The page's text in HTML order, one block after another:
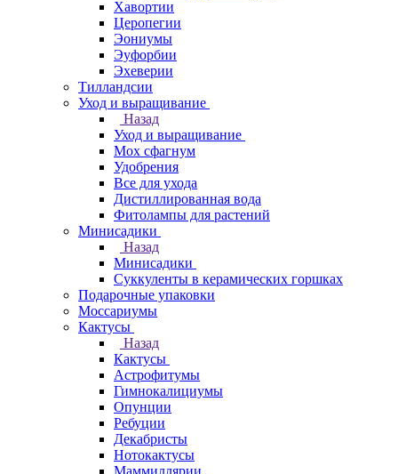
Хавортии
Церопегии
Эониумы
Эуфорбии
Эхеверии
Тилландсии
Уход и выращивание
Назад
Уход и выращивание
Мох сфагнум
Удобрения
Все для ухода
Дистиллированная вода
Фитолампы для растений
Минисадики
Назад
Минисадики
Суккуленты в керамических горшках
Подарочные упаковки
Моссариумы
Кактусы
Назад
Кактусы
Астрофитумы
Гимнокалициумы
Опунции
Ребуции
Декабристы
Нотокактусы
Маммиллярии